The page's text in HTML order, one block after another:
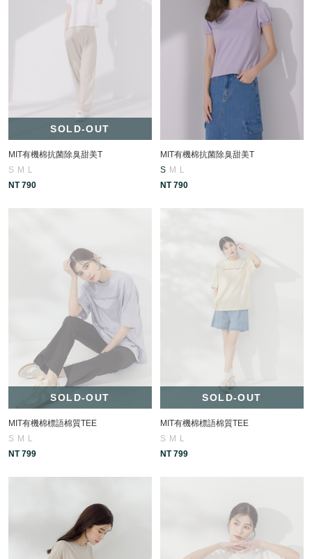
SOLD-OUT
MIT有機棉抗菌除臭甜美T
S M L
NT 790
MIT有機棉抗菌除臭甜美T
S M L
NT 790
SOLD-OUT
MIT有機棉標語棉質TEE
S M
L
NT 799
SOLD-OUT
MIT有機棉標語棉質TEE
S M
L
NT 799